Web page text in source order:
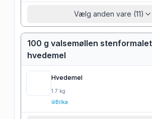
Vælg anden vare (11)
100 g valsemøllen
hvedemel
Hvedemel
1.7 kg
Bilka